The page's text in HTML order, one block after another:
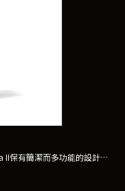
Lumina II是此系列中最大的書架喇叭，Lumina II保有簡潔而多功能的設計，非常適合放在書架或其他架上，或是作為家庭劇院系統中的後聲道。